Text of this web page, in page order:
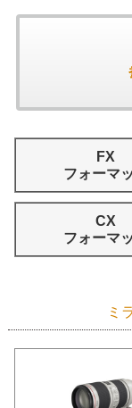
FX
フォーマ
CX
フォーマ
ミ